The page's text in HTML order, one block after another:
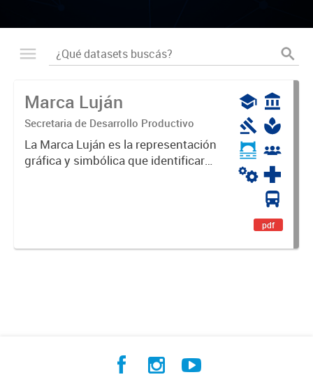
Marca Luján
Secretaria de Desarrollo Productivo
La Marca Luján es la representación
gráfica y simbólica que identificará
pdf